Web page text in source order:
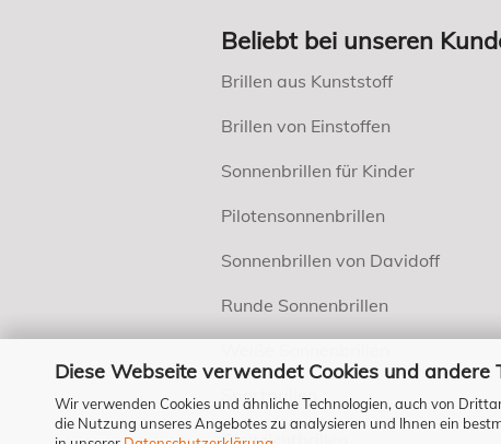
Diese Webseite verwendet Cookies und andere
Wir verwenden Cookies und ähnliche Technologien, auch von
die Nutzung unseres Angebotes zu analysieren und Ihnen ein
Beliebt bei unseren
Brillen aus Kunststoff
Brillen von Einstoffen
Sonnenbrillen für Kinder
Pilotensonnenbrillen
Sonnenbrillen von Davidoff
Runde Sonnenbrillen
Sportbrillen
Gleitsichtbrillen